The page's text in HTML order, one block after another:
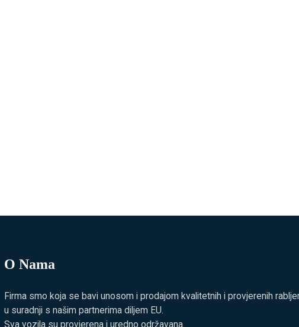
O Nama
Firma smo koja se bavi unosom i prodajom kvalitetnih i provjerenih
u suradnji s našim partnerima diljem EU.
Sva vozila su provjerena i uredno održavana.